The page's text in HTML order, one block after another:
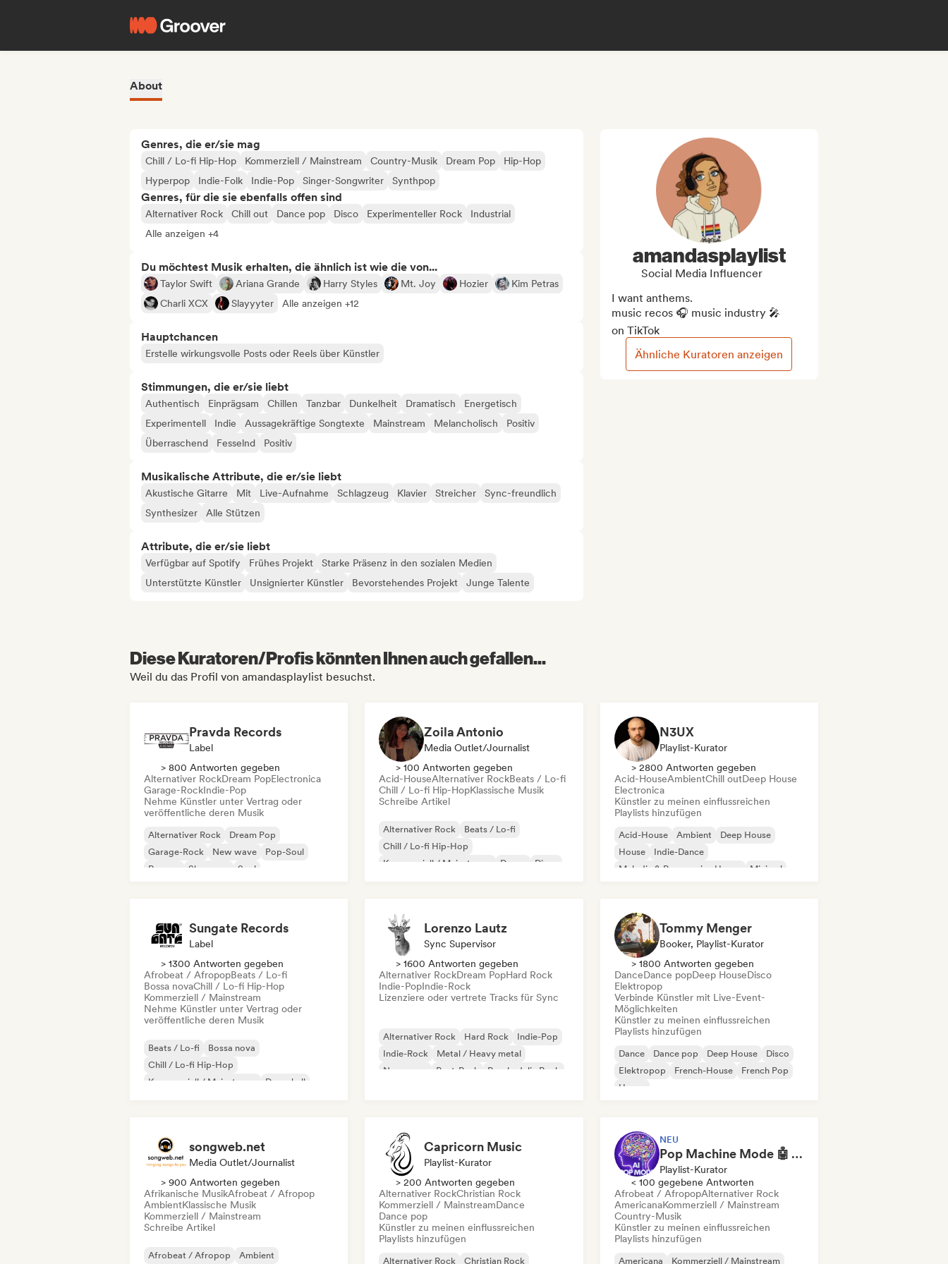
About
Genres, die er/sie mag
Chill / Lo-fi Hip-Hop Kommerziell / Mainstream Country-Musik Dream Pop
Hip-Hop
Hyperpop
Indie-Folk Indie-Pop Singer-Songwriter Synthpop
Genres, für die sie ebenfalls offen sind
Alternativer Rock Chill out Dance pop Disco Experimenteller Rock
Industrial
Alle anzeigen +4
Du möchtest Musik erhalten, die ähnlich ist wie die von...
Taylor Swift Ariana Grande Harry Styles Mt. Joy Hozier
Kim Petras
Charli XCX
Slayyyter Alle anzeigen +12
Hauptchancen
Erstelle wirkungsvolle Posts oder Reels über Künstler
Stimmungen, die er/sie liebt
Authentisch Einprägsam Chillen Tanzbar Dunkelheit Dramatisch
Energetisch
Experimentell
Indie Aussagekräftige Songtexte Mainstream Melancholisch
Positiv
Überraschend
Fesselnd Positiv
Musikalische Attribute, die er/sie liebt
Akustische Gitarre Mit Live-Aufnahme Schlagzeug Klavier Streicher
Sync-freundlich
Synthesizer
Alle Stützen
Attribute, die er/sie liebt
Verfügbar auf Spotify Frühes Projekt
Starke Präsenz in den sozialen Medien
Unterstützte Künstler
Unsignierter Künstler Bevorstehendes Projekt Junge Talente
amandasplaylist
Social Media Influencer
I want anthems.
music recos 🎧 music industry 🎤
on TikTok
Ähnliche Kuratoren anzeigen
Diese Kuratoren/Profis könnten Ihnen auch gefallen...
Weil du das Profil von amandasplaylist besuchst.
Pravda Records
Label
> 800 Antworten gegeben
Alternativer RockDream PopElectronica
Garage-RockIndie-Pop
Nehme Künstler unter Vertrag oder
veröffentliche deren Musik
Alternativer Rock
Dream Pop
Garage-Rock
New wave
Pop-Soul
Reggae
Shoegaze Soul
Zoila Antonio
Media Outlet/Journalist
> 100 Antworten gegeben
Acid-HouseAlternativer RockBeats / Lo-fi
Chill / Lo-fi Hip-HopKlassische Musik
Schreibe Artikel
Alternativer Rock
Beats / Lo-fi
Chill / Lo-fi Hip-Hop
Kommerziell / Mainstream
Dance
Disco
N3UX
Playlist-Kurator
> 2800 Antworten gegeben
Acid-HouseAmbientChill outDeep House
Electronica
Künstler zu meinen einflussreichen
Playlists hinzufügen
Acid-House Ambient
Deep House
House
Indie-Dance
Melodic & Progressive House
Minimal
Sungate Records
Label
> 1300 Antworten gegeben
Afrobeat / AfropopBeats / Lo-fi
Bossa novaChill / Lo-fi Hip-Hop
Kommerziell / Mainstream
Nehme Künstler unter Vertrag oder
veröffentliche deren Musik
Beats / Lo-fi
Bossa nova
Chill / Lo-fi Hip-Hop
Kommerziell / Mainstream
Dancehall
Lorenzo Lautz
Sync Supervisor
> 1600 Antworten gegeben
Alternativer RockDream PopHard Rock
Indie-PopIndie-Rock
Lizenziere oder vertrete Tracks für Sync
Alternativer Rock Hard Rock
Indie-Pop
Indie-Rock
Metal / Heavy metal
New wave
Post-Punk Psychedelic Rock
Tommy Menger
Booker, Playlist-Kurator
> 1800 Antworten gegeben
DanceDance popDeep HouseDisco
Elektropop
Verbinde Künstler mit Live-Event-
Möglichkeiten
Künstler zu meinen einflussreichen
Playlists hinzufügen
Dance Dance pop Deep House
Disco
Elektropop
French-House
French Pop
House
songweb.net
Media Outlet/Journalist
> 900 Antworten gegeben
Afrikanische MusikAfrobeat / Afropop
AmbientKlassische Musik
Kommerziell / Mainstream
Schreibe Artikel
Afrobeat / Afropop Ambient
Capricorn Music
Playlist-Kurator
> 200 Antworten gegeben
Alternativer RockChristian Rock
Kommerziell / MainstreamDance
Dance pop
Künstler zu meinen einflussreichen
Playlists hinzufügen
Alternativer Rock Christian Rock
NEU
Pop Machine Mode 🤖 AI Music, Indie Pop & Dream Pop
Playlist-Kurator
< 100 gegebene Antworten
Afrobeat / AfropopAlternativer Rock
AmericanaKommerziell / Mainstream
Country-Musik
Künstler zu meinen einflussreichen
Playlists hinzufügen
Americana Kommerziell / Mainstream